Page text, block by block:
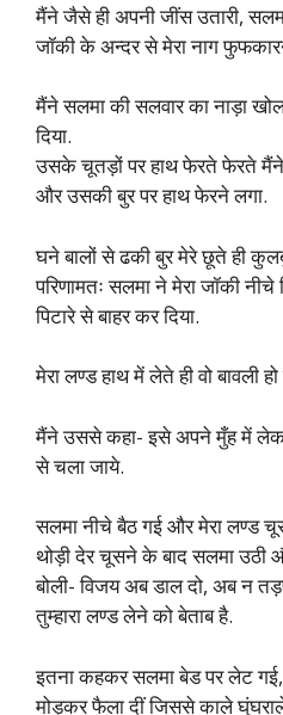
मैंने जैसे ही अपनी जींस उतारी,
जॉकी के अन्दर से मेरा नाग
मैंने सलमा की सलवार का नाड़ा
दिया.
उसके चूतड़ों पर हाथ फेरते फेरते मैंने
और उसकी बुर पर हाथ फेरने लगा.
घने बालों से ढकी बुर मेरे छूते ही
परिणामतः सलमा ने मेरा जॉकी
पिटारे से बाहर कर दिया.
मेरा लण्ड हाथ में लेते ही वो बावली
मैंने उससे कहा- इसे अपने मुँह में
से चला जाये.
सलमा नीचे बैठ गई और मेरा लण्ड
थोड़ी देर चूसने के बाद सलमा उठी
बोली- विजय अब डाल दो, अब न
तुम्हारा लण्ड लेने को बेताब है.
इतना कहकर सलमा बेड पर लेट
मोड़कर फैला दीं जिससे काले